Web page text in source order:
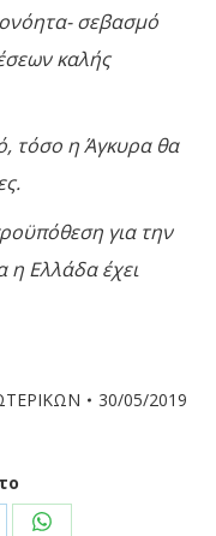
σεβασμό
καλής
τόσο η Άγκυρα θα
για την
η Ελλάδα έχει
30/05/2019